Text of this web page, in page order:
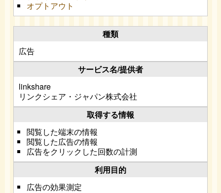
オプトアウト
広告
linkshare
リンクシェア・ジャパン株式会社
閲覧した端末の情報
閲覧した広告の情報
広告をクリックした回数の計測
広告の効果測定